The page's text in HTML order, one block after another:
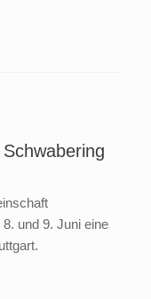
und 9. Juni eine